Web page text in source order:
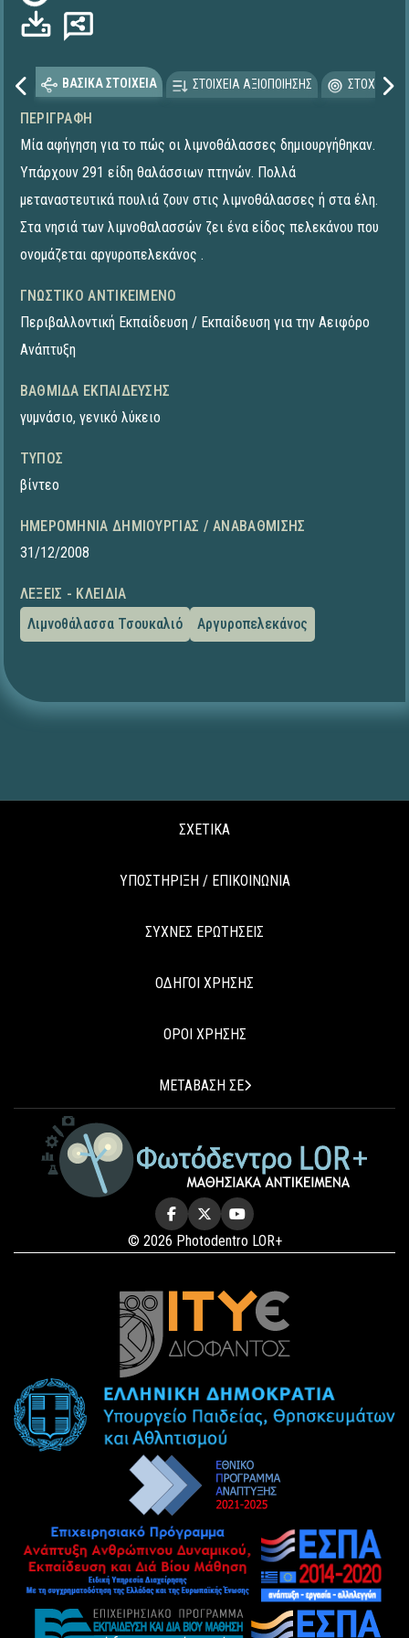
ΒΑΣΙΚΑ ΣΤΟΙΧΕΙΑ ΣΤΟΙΧΕΙΑ ΑΞΙΟΠΟΙΗΣΗΣ
ΠΕΡΙΓΡΑΦΉ
Μία αφήγηση για το πώς οι λιμνοθάλασσες δημιουργήθηκαν.
Υπάρχουν 291 είδη θαλάσσιων πτηνών. Πολλά
μεταναστευτικά πουλιά ζουν στις λιμνοθάλασσες ή στα έλη.
Στα νησιά των λιμνοθαλασσών ζει ένα είδος πελεκάνου που
ονομάζεται αργυροπελεκάνος .
ΓΝΩΣΤΙΚΌ ΑΝΤΙΚΕΊΜΕΝΟ
Περιβαλλοντική Εκπαίδευση / Εκπαίδευση για την Αειφόρο
Ανάπτυξη
ΒΑΘΜΊΔΑ ΕΚΠΑΊΔΕΥΣΗΣ
γυμνάσιο, γενικό λύκειο
ΤΎΠΟΣ
βίντεο
ΗΜΕΡΟΜΗΝΊΑ ΔΗΜΙΟΥΡΓΊΑΣ / ΑΝΑΒΆΘΜΙΣΗΣ
31/12/2008
ΛΈΞΕΙΣ - ΚΛΕΙΔΙΆ
Λιμνοθάλασσα Τσουκαλιό
Αργυροπελεκάνος
ΣΧΕΤΙΚΑ
ΥΠΟΣΤΗΡΙΞΗ / ΕΠΙΚΟΙΝΩΝΙΑ
ΣΥΧΝΕΣ ΕΡΩΤΗΣΕΙΣ
ΟΔΗΓΟΙ ΧΡΗΣΗΣ
ΟΡΟΙ ΧΡΗΣΗΣ
ΜΕΤΑΒΑΣΗ ΣΕ
© 2026 Photodentro LOR+